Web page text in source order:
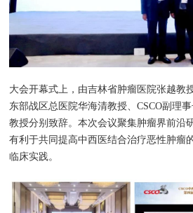
大会开幕式上，由吉林省肿瘤医院张越教
东部战区总医院华海清教授、CSCO副理
教授分别致辞。本次会议聚集肿瘤界前沿
有利于共同提高中西医结合治疗恶性肿瘤
临床实践。